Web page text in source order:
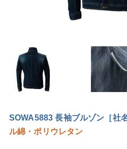
SOWA5883 長袖ブルゾン［社
ル綿・ポリウレタン